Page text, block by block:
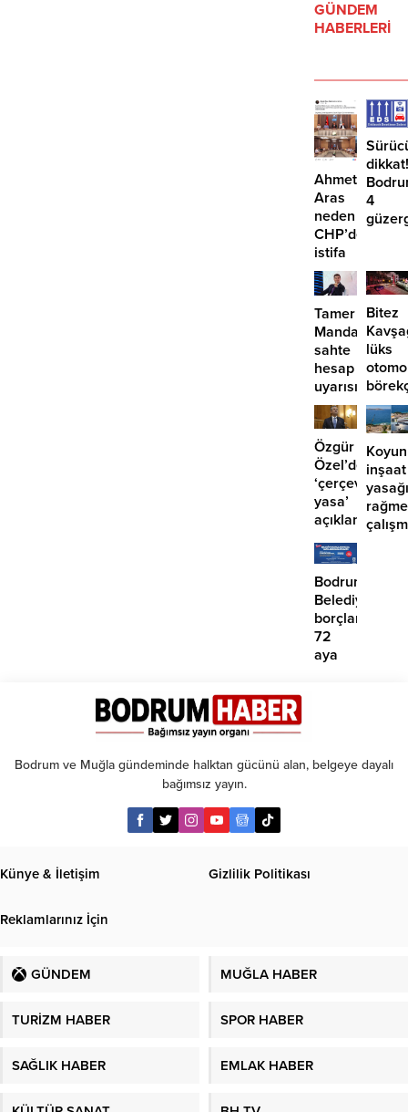
GÜNDEM
HABERLERİ
Ahmet
Aras
neden
CHP’den
istifa
etmiyor?
dikkat!
4
Tamer
sahte
hesap
uyarısı
Bitez
lüks
girdi:
2
Özgür
Özel’den
‘çerçeve
yasa’
açıklaması:
‘İmza
atma
çabamız
yok’
inşaat
Bodrum
borçlara
72
aya
Bodrum ve Muğla gündeminde halktan gücünü alan, belgeye dayalı
bağımsız yayın.
Künye & İletişim Gizlilik Politikası
Reklamlarınız İçin
GÜNDEM MUĞLA HABER
TURİZM HABER SPOR HABER
SAĞLIK HABER EMLAK HABER